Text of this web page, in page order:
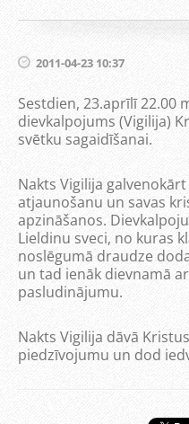
2011-04-23 10:37
Sestdien, 23.aprīlī 22.00
dievkalpojums (Vigilija)
svētku sagaidīšanai.
Nakts Vigilija
atjaunošanu un savas
apzināšanos.
Lieldinu sveci, no kuras
noslēgumā draudze
un tad ienāk dievnamā
pasludinājumu.
Nakts Vigilija dāvā
piedzīvojumu un dod